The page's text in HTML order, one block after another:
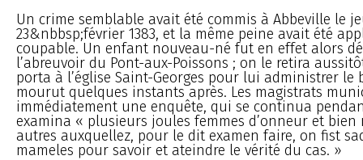
Un crime semblable avait été commis à Abbeville le
23&nbbsp;février 1383, et la même peine avait été
coupable. Un enfant nouveau-né fut en effet alors
l’abreuvoir du Pont-aux-Poissons ; on le retira
porta à l’église Saint-Georges pour lui administrer le
mourut quelques instants après. Les magistrats
immédiatement une enquête, qui se continua
examina « plusieurs joules femmes d’onneur et bien
autres auxquellez, pour le dit examen faire, on fist
mameles pour savoir et ateindre le vérité du cas. »